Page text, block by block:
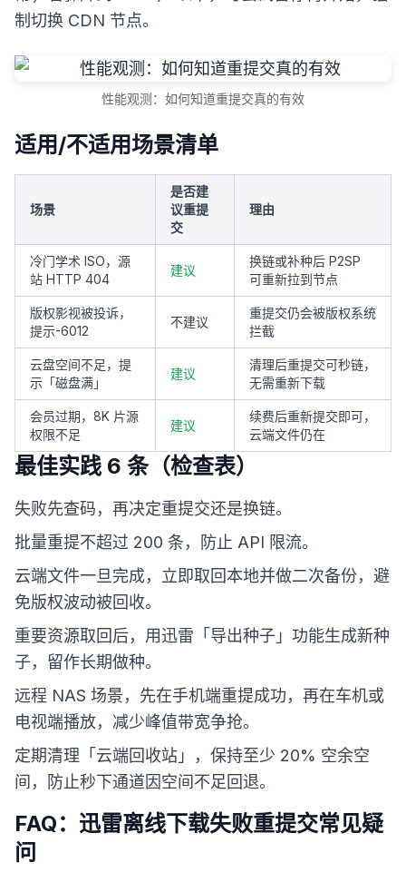
制切换 CDN 节点。
性能观测：如何知道重提交真的有效
适用/不适用场景清单
场景
是否建
议重提
交
理由
冷门学术 ISO，源
站 HTTP 404
建议
换链或补种后 P2SP
可重新拉到节点
版权影视被投诉，
提示-6012
不建议
重提交仍会被版权系统
拦截
云盘空间不足，提
示「磁盘满」
建议
清理后重提交可秒链，
无需重新下载
会员过期，8K 片源
权限不足
建议
续费后重新提交即可，
云端文件仍在
最佳实践 6 条（检查表）
失败先查码，再决定重提交还是换链。
批量重提不超过 200 条，防止 API 限流。
云端文件一旦完成，立即取回本地并做二次备份，避
免版权波动被回收。
重要资源取回后，用迅雷「导出种子」功能生成新种
子，留作长期做种。
远程 NAS 场景，先在手机端重提成功，再在车机或
电视端播放，减少峰值带宽争抢。
定期清理「云端回收站」，保持至少 20% 空余空
间，防止秒下通道因空间不足回退。
FAQ：迅雷离线下载失败重提交常见疑
问